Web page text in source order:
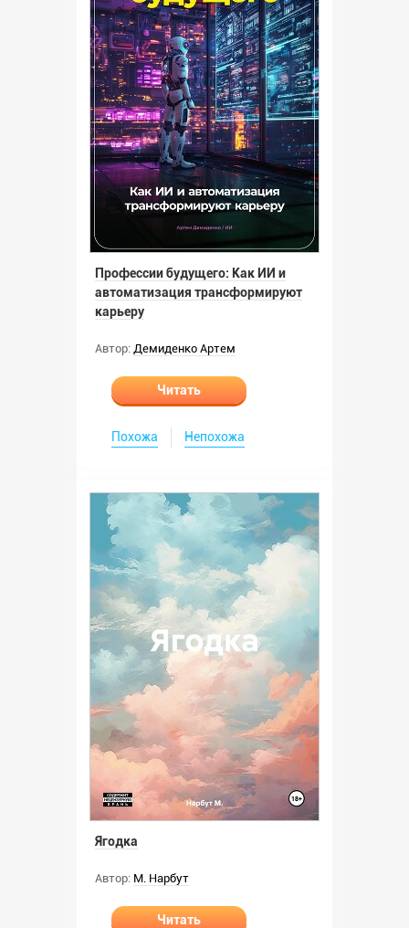
Профессии будущего: Как ИИ и
автоматизация трансформируют
карьеру
Автор: Демиденко Артем
Читать
Похожа Непохожа
Ягодка
Автор: М. Нарбут
Читать